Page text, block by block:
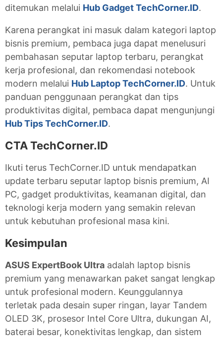
ditemukan melalui Hub Gadget TechCorner.ID.
Karena perangkat ini masuk dalam kategori laptop
bisnis premium, pembaca juga dapat menelusuri
pembahasan seputar laptop terbaru, perangkat
kerja profesional, dan rekomendasi notebook
modern melalui Hub Laptop TechCorner.ID. Untuk
panduan penggunaan perangkat dan tips
produktivitas digital, pembaca dapat mengunjungi
Hub Tips TechCorner.ID.
CTA TechCorner.ID
Ikuti terus TechCorner.ID untuk mendapatkan
update terbaru seputar laptop bisnis premium, AI
PC, gadget produktivitas, keamanan digital, dan
teknologi kerja modern yang semakin relevan
untuk kebutuhan profesional masa kini.
Kesimpulan
ASUS ExpertBook Ultra adalah laptop bisnis
premium yang menawarkan paket sangat lengkap
untuk profesional modern. Keunggulannya
terletak pada desain super ringan, layar Tandem
OLED 3K, prosesor Intel Core Ultra, dukungan AI,
baterai besar, konektivitas lengkap, dan sistem